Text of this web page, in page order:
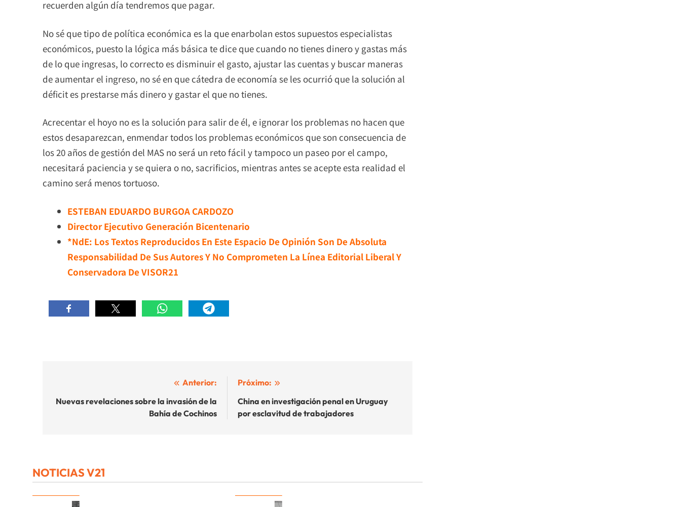
recuerden algún día tendremos que pagar.
No sé que tipo de política económica es la que enarbolan estos supuestos especialistas
económicos, puesto la lógica más básica te dice que cuando no tienes dinero y gastas más
de lo que ingresas, lo correcto es disminuir el gasto, ajustar las cuentas y buscar maneras
de aumentar el ingreso, no sé en que cátedra de economía se les ocurrió que la solución al
déficit es prestarse más dinero y gastar el que no tienes.
Acrecentar el hoyo no es la solución para salir de él, e ignorar los problemas no hacen que
estos desaparezcan, enmendar todos los problemas económicos que son consecuencia de
los 20 años de gestión del MAS no será un reto fácil y tampoco un paseo por el campo,
necesitará paciencia y se quiera o no, sacrificios, mientras antes se acepte esta realidad el
camino será menos tortuoso.
ESTEBAN EDUARDO BURGOA CARDOZO
Director Ejecutivo Generación Bicentenario
*NdE: Los Textos Reproducidos En Este Espacio De Opinión Son De Absoluta
Responsabilidad De Sus Autores Y No Comprometen La Línea Editorial Liberal Y
Conservadora De VISOR21
de
Anterior:
Nuevas revelaciones sobre la invasión de la
Bahía de Cochinos
Próximo:
China en investigación penal en Uruguay
por esclavitud de trabajadores
NOTICIAS V21